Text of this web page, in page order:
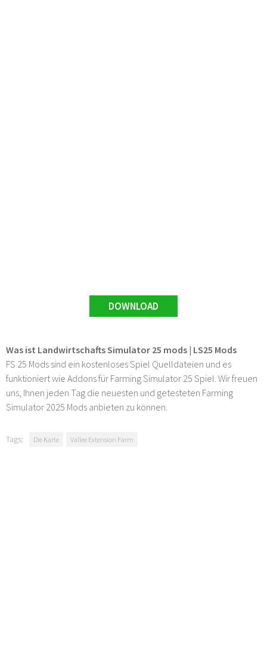
DOWNLOAD
Was ist Landwirtschafts Simulator 25 mods | LS25 Mods
FS 25 Mods sind ein kostenloses Spiel Quelldateien und es
funktioniert wie Addons für Farming Simulator 25 Spiel. Wir freuen
uns, Ihnen jeden Tag die neuesten und getesteten Farming
Simulator 2025 Mods anbieten zu können.
Tags: Die Karte Vallee Extension Farm